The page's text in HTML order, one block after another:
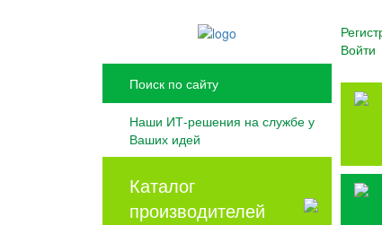
Наши ИТ-решения на службе у
Ваших идей
Каталог
производителей
Войти